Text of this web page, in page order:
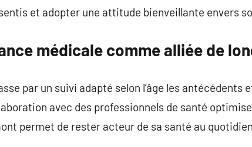
et adopter une attitude bienveillante envers
médicale comme alliée de
par un suivi adapté selon l’âge les antécédents
avec des professionnels de santé
permet de rester acteur de sa santé au